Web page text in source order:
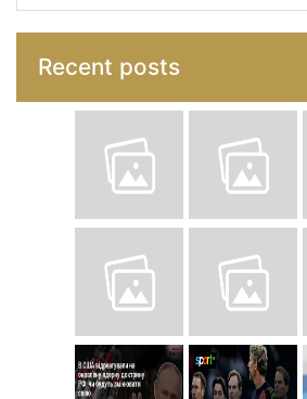
Recent posts